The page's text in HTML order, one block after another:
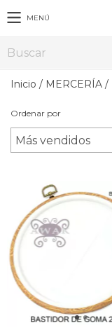
MENÚ
Inicio / MERCERÍA /
Ordenar por